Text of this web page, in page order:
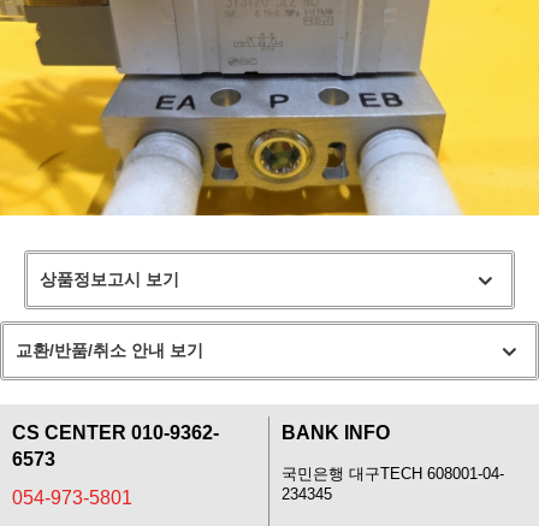
상품정보고시 보기
교환/반품/취소 안내 보기
CS CENTER 010-9362-
6573
054-973-5801
BANK INFO
국민은행 대구TECH 608001-04-
234345